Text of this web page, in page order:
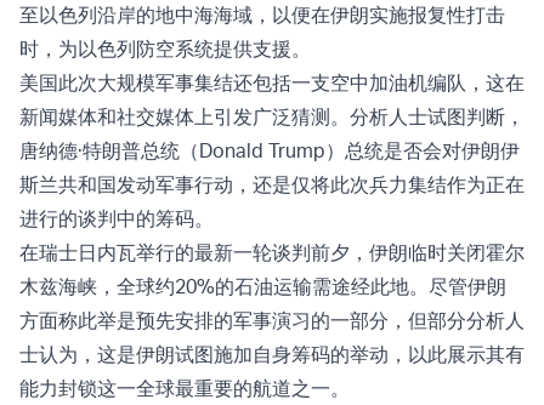
至以色列沿岸的地中海海域，以便在伊朗实施报复性打击
时，为以色列防空系统提供支援。
美国此次大规模军事集结还包括一支空中加油机编队，这在
新闻媒体和社交媒体上引发广泛猜测。分析人士试图判断，
唐纳德·特朗普总统（Donald Trump）总统是否会对伊朗伊
斯兰共和国发动军事行动，还是仅将此次兵力集结作为正在
进行的谈判中的筹码。
在瑞士日内瓦举行的最新一轮谈判前夕，伊朗临时关闭霍尔
木兹海峡，全球约20%的石油运输需途经此地。尽管伊朗
方面称此举是预先安排的军事演习的一部分，但部分分析人
士认为，这是伊朗试图施加自身筹码的举动，以此展示其有
能力封锁这一全球最重要的航道之一。